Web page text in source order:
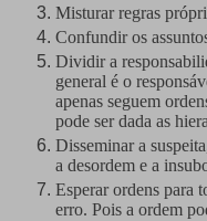
Misturar regras
Confundir os
Dividir a
general é o
apenas seguem
pode ser dada as
Disseminar a
a desordem e a
Esperar ordens para
erro. Pois a ordem